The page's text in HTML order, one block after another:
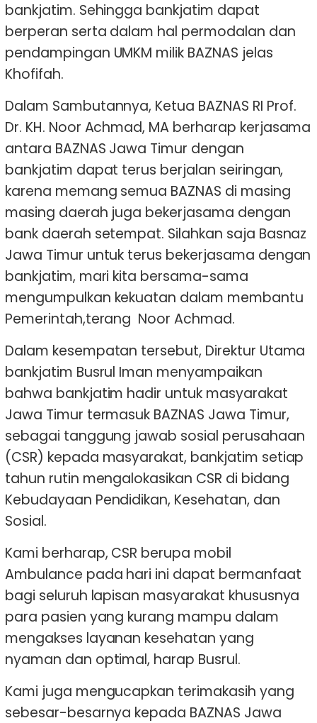
bankjatim. Sehingga bankjatim dapat
berperan serta dalam hal permodalan dan
pendampingan UMKM milik BAZNAS jelas
Khofifah.
Dalam Sambutannya, Ketua BAZNAS RI Prof.
Dr. KH. Noor Achmad, MA berharap kerjasama
antara BAZNAS Jawa Timur dengan
bankjatim dapat terus berjalan seiringan,
karena memang semua BAZNAS di masing
masing daerah juga bekerjasama dengan
bank daerah setempat. Silahkan saja Basnaz
Jawa Timur untuk terus bekerjasama dengan
bankjatim, mari kita bersama-sama
mengumpulkan kekuatan dalam membantu
Pemerintah,terang Noor Achmad.
Dalam kesempatan tersebut, Direktur Utama
bankjatim Busrul Iman menyampaikan
bahwa bankjatim hadir untuk masyarakat
Jawa Timur termasuk BAZNAS Jawa Timur,
sebagai tanggung jawab sosial perusahaan
(CSR) kepada masyarakat, bankjatim setiap
tahun rutin mengalokasikan CSR di bidang
Kebudayaan Pendidikan, Kesehatan, dan
Sosial.
Kami berharap, CSR berupa mobil
Ambulance pada hari ini dapat bermanfaat
bagi seluruh lapisan masyarakat khususnya
para pasien yang kurang mampu dalam
mengakses layanan kesehatan yang
nyaman dan optimal, harap Busrul.
Kami juga mengucapkan terimakasih yang
sebesar-besarnya kepada BAZNAS Jawa